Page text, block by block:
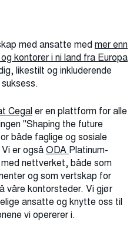
med ansatte med mer enn
kontorer i ni land fra Europa
likestilt og inkluderende
.
Cegaler en plattform for alle
"Shaping the future
både faglige og sosiale
er ogsåODA Platinum-
nettverket, både som
og som vertskap for
våre kontorsteder. Vi gjør
ansatte og knytte oss til
vi opererer i.